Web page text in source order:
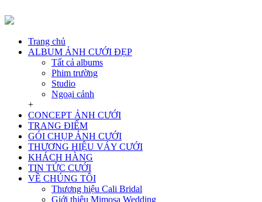
Trang chủ
ALBUM ẢNH CƯỚI ĐẸP
Tất cả albums
Phim trường
Studio
Ngoại cảnh
+
CONCEPT ẢNH CƯỚI
TRANG ĐIỂM
GÓI CHỤP ẢNH CƯỚI
THƯƠNG HIỆU VÁY CƯỚI
KHÁCH HÀNG
TIN TỨC CƯỚI
VỀ CHÚNG TÔI
Thương hiệu Cali Bridal
Giới thiệu Mimosa Wedding